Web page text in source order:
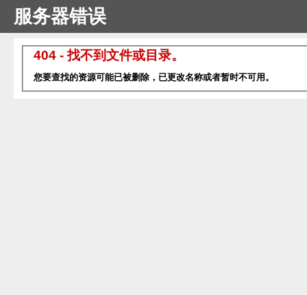
服务器错误
404 - 找不到文件或目录。
您要查找的资源可能已被删除，已更改名称或者暂时不可用。